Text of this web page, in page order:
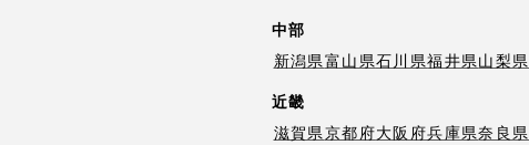
中部
新潟県富山県石川県福井県山梨県
近畿
滋賀県京都府大阪府兵庫県奈良県